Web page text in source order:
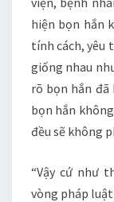
hiện bọn hắn
tính cách, yêu
giống nhau
rõ bọn hắn
bọn hắn
đều sẽ không
“Vậy cứ như
vòng pháp luật